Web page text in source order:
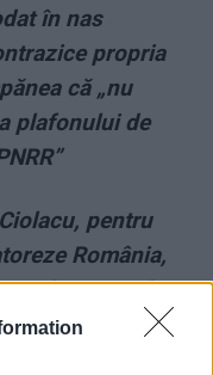
în nas
propria
că „nu
plafonului de
pentru
România,
și nici de
și, la